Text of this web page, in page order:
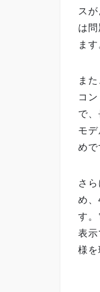
ス
は
ます
ま
コ
で
モ
めで
さ
め、
す。
表示
様を